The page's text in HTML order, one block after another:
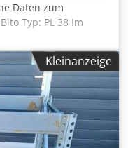
Daten zum
Typ: PL 38 Im
Ständertyp: P 20
Inkl. Quer- u.
sind vormontiert
hoch 900 mm tief
Ständerschützer
können aber
Kleinanzeige